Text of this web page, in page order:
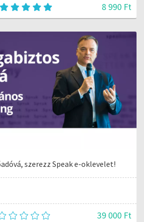
8 990 Ft
szerezz Speak e-oklevelet!
39 000 Ft